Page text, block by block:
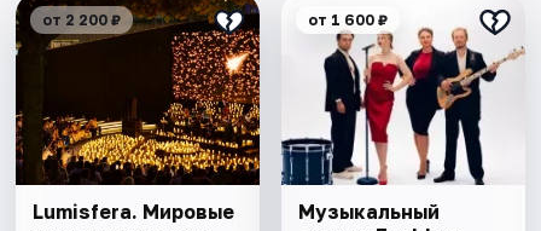
от 2 200 ₽
Lumisfera. Мировые
от 1 600 ₽
Музыкальный